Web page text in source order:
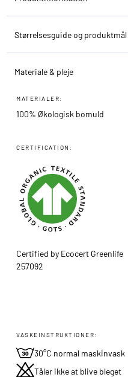
Størrelsesguide og produktmål
Materiale & pleje
MATERIALER:
100% Økologisk bomuld
CERTIFICATION:
Certified by Ecocert Greenlife
257092
VASKEINSTRUKTIONER:
30°C normal maskinvask
Tåler ikke at blive bleget